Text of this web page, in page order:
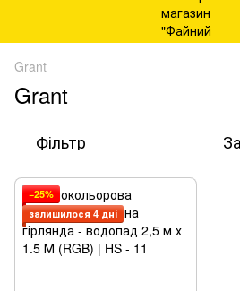
Grant
Grant
Фільтр
−25%
залишилося 4 дні